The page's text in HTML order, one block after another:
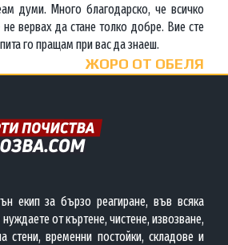
думи. Много благодарско, че всичко
вервах да стане толко добре. Вие сте
го пращам при вас да знаеш.
ЖОРО ОТ ОБЕЛЯ
екип за бързо реагиране, във всяка
от къртене, чистене, извозване,
стени, временни постойки, складове и